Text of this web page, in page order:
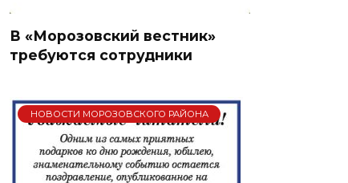
В «Морозовский вестник»
требуются сотрудники
НОВОСТИ МОРОЗОВСКОГО РАЙОНА